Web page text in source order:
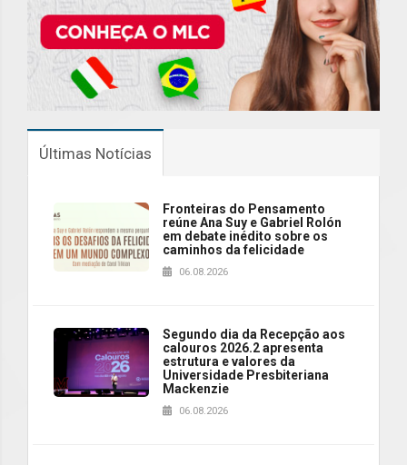
Últimas Notícias
Fronteiras do Pensamento
reúne Ana Suy e Gabriel Rolón
em debate inédito sobre os
caminhos da felicidade
06.08.2026
Segundo dia da Recepção aos
calouros 2026.2 apresenta
estrutura e valores da
Universidade Presbiteriana
Mackenzie
06.08.2026